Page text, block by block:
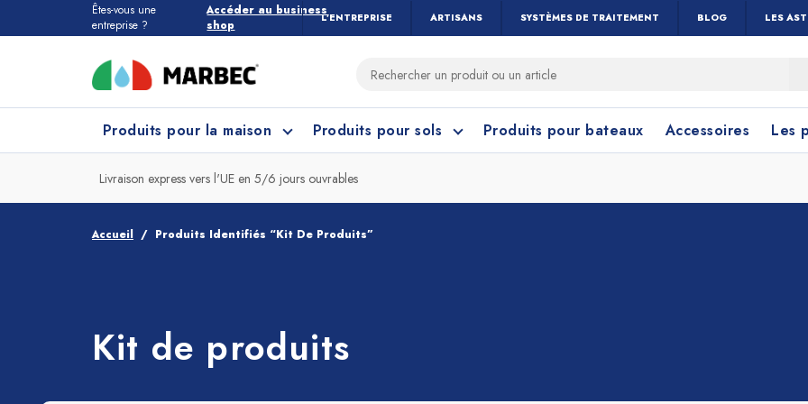
Êtes-vous une
entreprise ?
Accéder au business
shop
L’ENTREPRISE ARTISANS SYSTÈMES DE TRAITEMENT BLOG LES
Produits pour la maison
Tous les produits pour la maison
Produits pour sols
Quel étage devez-vous nettoyer ?
Produits pour bateaux Accessoires Les
Livraison express vers l'UE en 5/6 jours ouvrables
Accueil Produits Identifiés “Kit De Produits”
Kit de produits